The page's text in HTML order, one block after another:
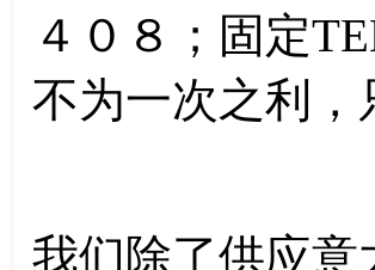
４０８；固定
不为一次之利
我们除了供应意